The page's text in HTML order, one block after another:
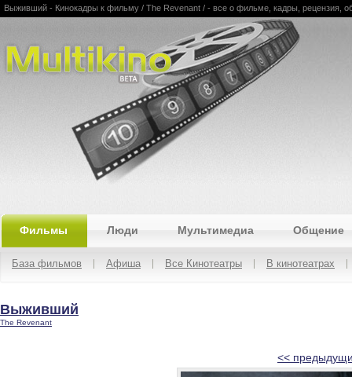
Multikino
Выживший - Кинокадры к фильму / The Revenant / - все о фильме, кадры, рецензия,
Фильмы Люди Мультимедиа Общение
База фильмов Афиша Все Кинотеатры В кинотеатрах
Выживший
The Revenant
<<